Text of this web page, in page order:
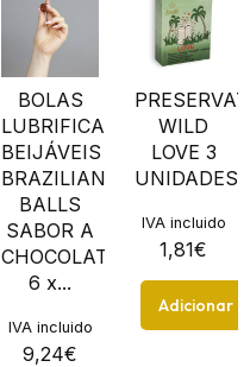
BOLAS
LUBRIFICANTES
BEIJÁVEIS
BRAZILIAN
BALLS
SABOR A
CHOCOLATE
6 x...
9,24€
IVA incluido
WILD
LOVE 3
UNIDADES
1,81€
IVA incluido
Adicionar